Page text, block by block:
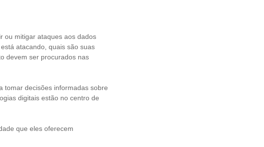
ou mitigar ataques aos dados
atacando, quais são suas
devem ser procurados nas
tomar decisões informadas sobre
digitais estão no centro de
que eles oferecem